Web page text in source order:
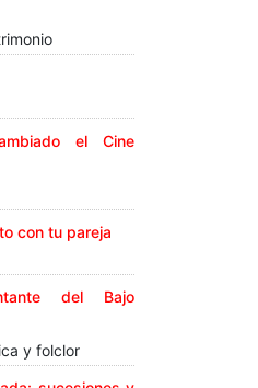
el Cine
con tu pareja
del Bajo
y folclor